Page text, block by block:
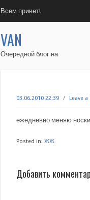
Всем привет!
VAN
Очередной блог на
03.06.2010 22:39 / Leave
ежедневно меняю
Posted in: ЖЖ
Добавить